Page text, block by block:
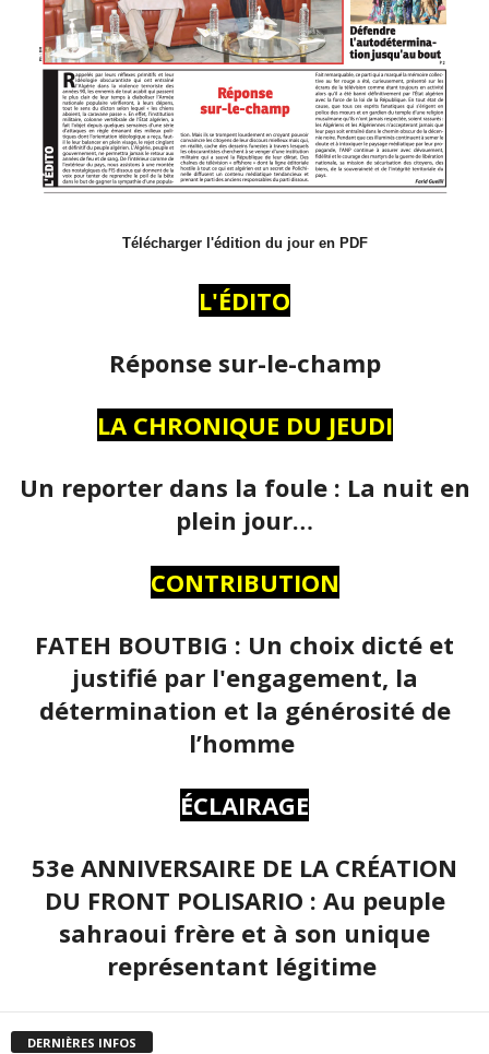
Télécharger l'édition du jour en PDF
L'ÉDITO
Réponse sur-le-champ
LA CHRONIQUE DU JEUDI
Un reporter dans la foule : La nuit en
plein jour…
CONTRIBUTION
FATEH BOUTBIG : Un choix dicté et
justifié par l'engagement, la
détermination et la générosité de
l’homme
ÉCLAIRAGE
53e ANNIVERSAIRE DE LA CRÉATION
DU FRONT POLISARIO : Au peuple
sahraoui frère et à son unique
représentant légitime
DERNIÈRES INFOS